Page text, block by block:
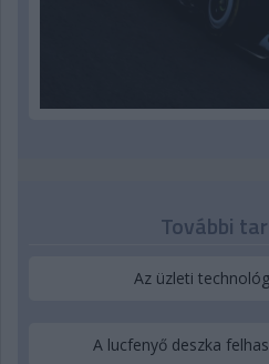
További
Az üzleti
A lucfenyő deszka